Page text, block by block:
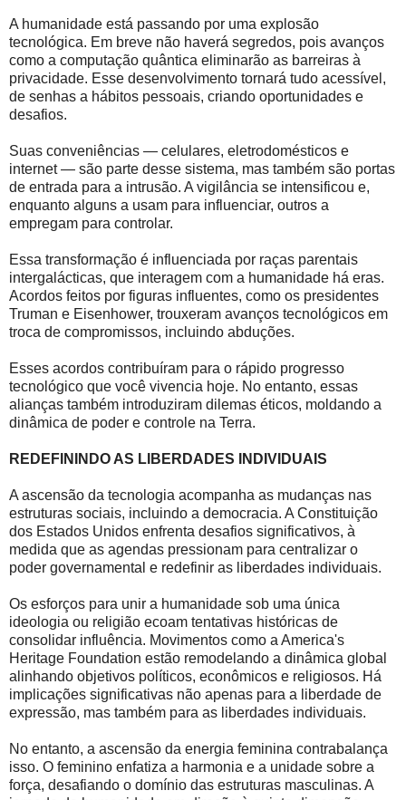
A humanidade está passando por uma explosão
tecnológica. Em breve não haverá segredos, pois avanços
como a computação quântica eliminarão as barreiras à
privacidade. Esse desenvolvimento tornará tudo acessível,
de senhas a hábitos pessoais, criando oportunidades e
desafios.
Suas conveniências — celulares, eletrodomésticos e
internet — são parte desse sistema, mas também são portas
de entrada para a intrusão. A vigilância se intensificou e,
enquanto alguns a usam para influenciar, outros a
empregam para controlar.
Essa transformação é influenciada por raças parentais
intergalácticas, que interagem com a humanidade há eras.
Acordos feitos por figuras influentes, como os presidentes
Truman e Eisenhower, trouxeram avanços tecnológicos em
troca de compromissos, incluindo abduções.
Esses acordos contribuíram para o rápido progresso
tecnológico que você vivencia hoje. No entanto, essas
alianças também introduziram dilemas éticos, moldando a
dinâmica de poder e controle na Terra.
REDEFININDO AS LIBERDADES INDIVIDUAIS
A ascensão da tecnologia acompanha as mudanças nas
estruturas sociais, incluindo a democracia. A Constituição
dos Estados Unidos enfrenta desafios significativos, à
medida que as agendas pressionam para centralizar o
poder governamental e redefinir as liberdades individuais.
Os esforços para unir a humanidade sob uma única
ideologia ou religião ecoam tentativas históricas de
consolidar influência. Movimentos como a America's
Heritage Foundation estão remodelando a dinâmica global
alinhando objetivos políticos, econômicos e religiosos. Há
implicações significativas não apenas para a liberdade de
expressão, mas também para as liberdades individuais.
No entanto, a ascensão da energia feminina contrabalança
isso. O feminino enfatiza a harmonia e a unidade sobre a
força, desafiando o domínio das estruturas masculinas. A